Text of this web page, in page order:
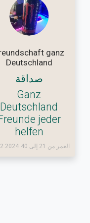
ganz
Deutschland
صداقة
Ganz
Deutschland
jeder
helfen
العمر من 21 إلى 40